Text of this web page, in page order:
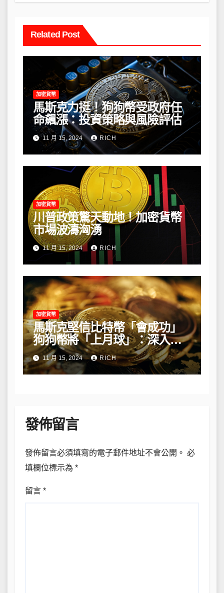
Related Post
加密貨幣
馬斯克力挺！狗狗幣受政府任
命飆漲：投資策略與風險評估
11 月 15, 2024 RICH
加密貨幣
川普政策驚天動地！加密貨幣
市場波濤洶湧
11 月 15, 2024 RICH
加密貨幣
馬斯克堅信比特幣「會成功」
狗狗幣將「上月球」：深入解
析他的長期看法
11 月 15, 2024 RICH
發佈留言
發佈留言必須填寫的電子郵件地址不會公開。 必
填欄位標示為 *
留言 *